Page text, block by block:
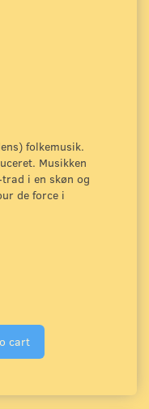
folkemusik.
Musikken
i en skøn og
de force i
cart